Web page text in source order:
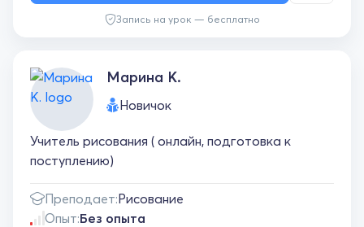
Запись на урок — бесплатно
Марина К.
Новичок
Учитель рисования ( онлайн, подготовка к
поступлению)
Преподает:Рисование
Опыт:Без опыта